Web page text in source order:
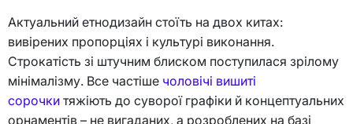
Актуальний етнодизайн стоїть на двох китах:
вивірених пропорціях і культурі виконання.
Строкатість зі штучним блиском поступилася зрілому
мінімалізму. Все частіше чоловічі вишиті
сорочки тяжіють до суворої графіки й концептуальних
орнаментів – не вигаданих, а розроблених на базі